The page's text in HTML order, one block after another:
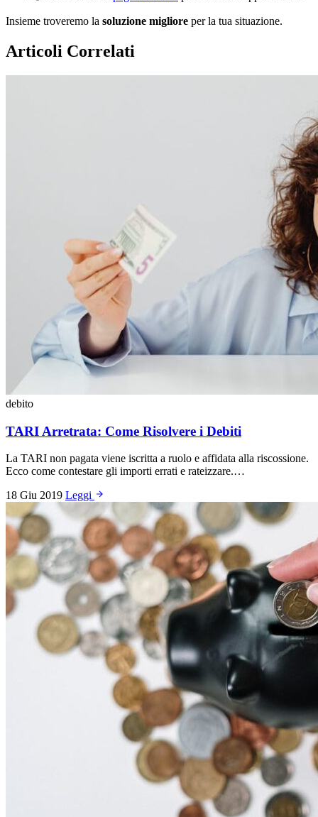
Insieme troveremo la soluzione migliore per la tua situazione.
Articoli Correlati
debito
TARI Arretrata: Come Risolvere i Debiti
La TARI non pagata viene iscritta a ruolo e affidata alla riscossione.
Ecco come contestare gli importi errati e rateizzare.…
18 Giu 2019 Leggi